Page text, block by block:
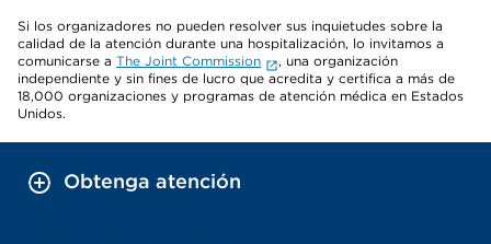
Si los organizadores no pueden resolver sus inquietudes sobre la
calidad de la atención durante una hospitalización, lo invitamos a
comunicarse a The Joint Commission
, una organización
independiente y sin fines de lucro que acredita y certifica a más de
18,000 organizaciones y programas de atención médica en Estados
Unidos.
Obtenga atención